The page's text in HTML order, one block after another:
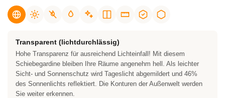
Transparent (lichtdurchlässig)
Hohe Transparenz für ausreichend Lichteinfall! Mit diesem
Schiebegardine bleiben Ihre Räume angenehm hell. Als leichter
Sicht- und Sonnenschutz wird Tageslicht abgemildert und 46%
des Sonnenlichts reflektiert. Die Konturen der Außenwelt werden
Sie weiter erkennen.